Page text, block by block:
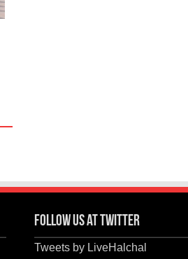
Follow us at Twitter
Tweets by LiveHalchal